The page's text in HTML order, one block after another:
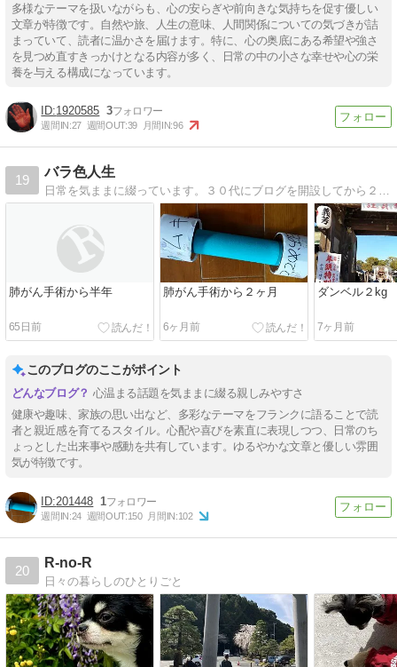
多様なテーマを扱いながらも、心の安らぎや前向きな気持ちを促す優しい
文章が特徴です。自然や旅、人生の意味、人間関係についての気づきが詰
まっていて、読者に温かさを届けます。特に、心の奥底にある希望や強さ
を見つめ直すきっかけとなる内容が多く、日常の中の小さな幸せや心の栄
養を与える構成になっています。
1920585 3
週間IN:27 週間OUT:39 月間IN:96
19
バラ色人生
日常を気ままに綴っています。３０代にブログを開設してから２０年（２０２５年）が経ちました。月日が流れるのは早いですね〜
肺がん手術から半年
65日前
肺がん手術から２ヶ月
6ヶ月前
ダンベル２kg
7ヶ月前
このブログのここがポイント
心温まる話題を気ままに綴る親しみやすさ
健康や趣味、家族の思い出など、多彩なテーマをフランクに語ることで読
者と親近感を育てるスタイル。心配や喜びを素直に表現しつつ、日常のち
ょっとした出来事や感動を共有しています。ゆるやかな文章と優しい雰囲
気が特徴です。
201448 1
週間IN:24 週間OUT:150 月間IN:102
20
R-no-R
日々の暮らしのひとりごと